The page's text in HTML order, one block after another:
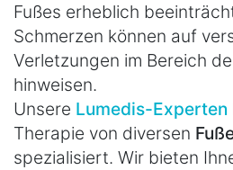
Fußes erheblich
Schmerzen können auf
Verletzungen im Bereich
hinweisen.
Unsere Lumedis-Experten
Therapie von diversen
spezialisiert. Wir bieten